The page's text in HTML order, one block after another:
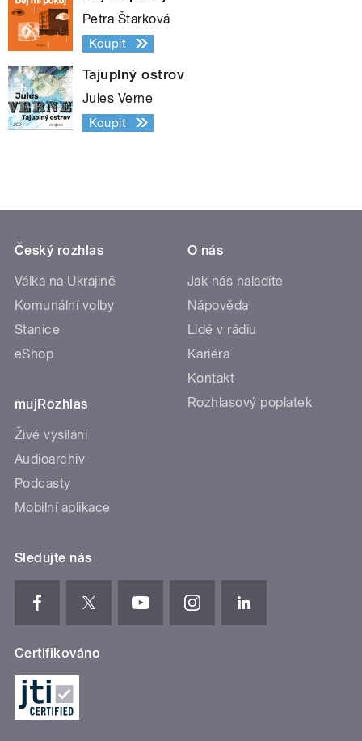
Petra Štarková
Koupit
Tajuplný ostrov
Jules Verne
Koupit
Český rozhlas
Válka na Ukrajině
Komunální volby
Stanice
eShop
mujRozhlas
Živé vysílání
Audioarchiv
Podcasty
Mobilní aplikace
O nás
Jak nás naladíte
Nápověda
Lidé v rádiu
Kariéra
Kontakt
Rozhlasový poplatek
Sledujte nás
Certifikováno